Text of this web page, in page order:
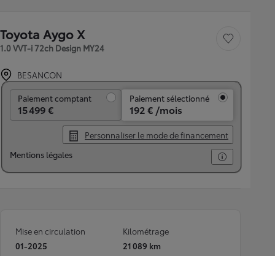
Toyota Aygo X
1.0 VVT-i 72ch Design MY24
Sauvegarder le
BESANCON
Paiement comptant
15 499 €
Paiement sélectionné
192 € /mois
Personnaliser le mode de financement
Mentions légales
Mise en circulation
01-2025
Kilométrage
21 089 km